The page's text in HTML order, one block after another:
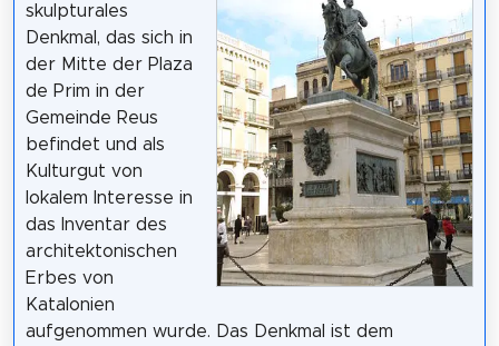
skulpturales
Denkmal, das sich in
der Mitte der Plaza
de Prim in der
Gemeinde Reus
befindet und als
Kulturgut von
lokalem Interesse in
das Inventar des
architektonischen
Erbes von
Katalonien
aufgenommen wurde. Das Denkmal ist dem